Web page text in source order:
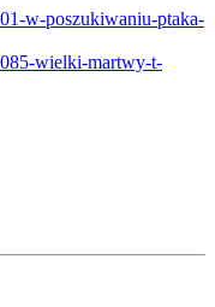
w-poszukiwaniu-ptaka-
wielki-martwy-t-